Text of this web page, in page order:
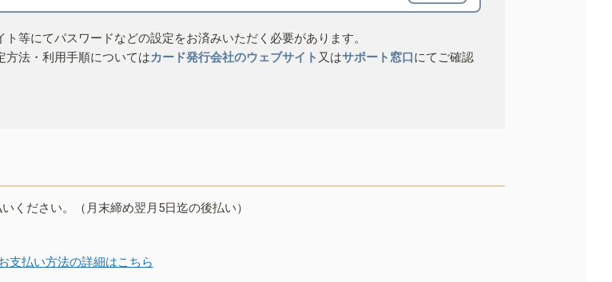
等にてパスワードなどの設定をお済みいただく必要があります。
方法・利用手順についてはカード発行会社のウェブサイト 又はサポート窓口にてご確認
ください。（月末締め翌月5日迄の後払い）
支払い方法の詳細はこちら